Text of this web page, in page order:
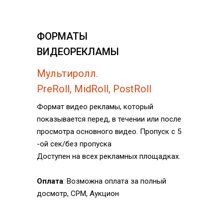
ФОРМАТЫ
ВИДЕОРЕКЛАМЫ
Мультиролл.
PreRoll, MidRoll, PostRoll
Формат видео рекламы, который
показывается перед, в течении или после
просмотра основного видео. Пропуск с 5
-ой сек/без пропуска
Доступен на всех рекламных площадках.
Оплата: Возможна оплата за полный
досмотр, CPM, Аукцион